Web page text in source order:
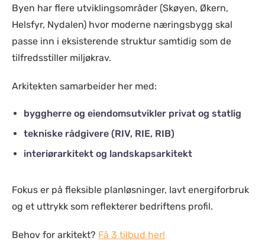
Byen har flere utviklingsområder (Skøyen, Økern,
Helsfyr, Nydalen) hvor moderne næringsbygg skal
passe inn i eksisterende struktur samtidig som de
tilfredsstiller miljøkrav.
Arkitekten samarbeider her med:
byggherre og eiendomsutvikler privat og statlig
tekniske rådgivere (RIV, RIE, RIB)
interiørarkitekt og landskapsarkitekt
Fokus er på fleksible planløsninger, lavt energiforbruk
og et uttrykk som reflekterer bedriftens profil.
Behov for arkitekt? Få 3 tilbud her!